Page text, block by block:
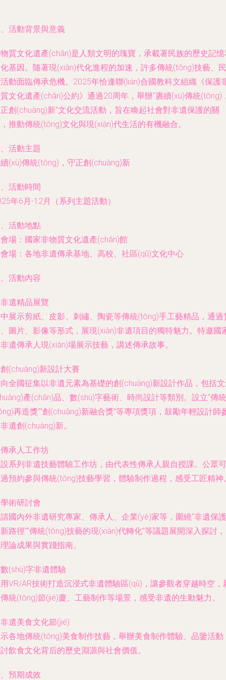
活動背景與意義
質文化遺產(chǎn)是人類文明的瑰寶，承載著民族的歷史記
基因。隨著現(xiàn)代化進程的加速，許多傳統(tǒng)技藝、民
動面臨傳承危機。2025年恰逢聯(lián)合國教科文組織《保護
文化遺產(chǎn)公約》通過20周年，舉辦“賡續(xù)傳統(tǒng)
創(chuàng)新”文化交流活動，旨在喚起社會對非遺保護的關
推動傳統(tǒng)文化與現(xiàn)代生活的有機融合。
活動主題
(xù)傳統(tǒng)，守正創(chuàng)新
活動時間
年6月-12月（系列主題活動）
活動地點
場：國家非物質文化遺產(chǎn)館
場：各地非遺傳承基地、高校、社區(qū)文化中心
活動內容
遺精品展覽
展示剪紙、皮影、刺繡、陶瓷等傳統(tǒng)手工藝精品，通過
圖片、影像等形式，展現(xiàn)非遺項目的獨特魅力。特邀國
遺傳承人現(xiàn)場展示技藝，講述傳承故事。
(chuàng)新設計大賽
全國征集以非遺元素為基礎的創(chuàng)新設計作品，包括
產(chǎn)品、數(shù)字藝術、時尚設計等類別。設立“傳統
再造獎”“創(chuàng)新融合獎”等專項獎項，鼓勵年輕設計師
遺創(chuàng)新。
承人工作坊
系列非遺技藝體驗工作坊，由代表性傳承人親自授課。公眾可
預約參與傳統(tǒng)技藝學習，體驗制作過程，感受工匠精神
術研討會
國內外非遺研究專家、傳承人、企業(yè)家等，圍繞“非遺保護
路徑”“傳統(tǒng)技藝的現(xiàn)代轉化”等議題展開深入探討
論成果與實踐指南。
(shù)字非遺體驗
VR/AR技術打造沉浸式非遺體驗區(qū)，讓參觀者穿越時空，
統(tǒng)節(jié)慶、工藝制作等場景，感受非遺的生動魅力。
遺美食文化節(jié)
各地傳統(tǒng)美食制作技藝，舉辦美食制作體驗、品鑒活動
飲食文化背后的歷史淵源與社會價值。
預期成效